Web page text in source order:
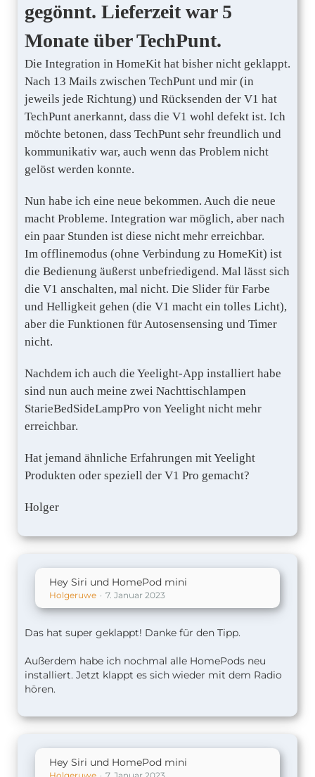
gegönnt. Lieferzeit war 5
Monate über TechPunt.
Die Integration in HomeKit hat bisher nicht geklappt.
Nach 13 Mails zwischen TechPunt und mir (in
jeweils jede Richtung) und Rücksenden der V1 hat
TechPunt anerkannt, dass die V1 wohl defekt ist. Ich
möchte betonen, dass TechPunt sehr freundlich und
kommunikativ war, auch wenn das Problem nicht
gelöst werden konnte.
Nun habe ich eine neue bekommen. Auch die neue
macht Probleme. Integration war möglich, aber nach
ein paar Stunden ist diese nicht mehr erreichbar.
Im offlinemodus (ohne Verbindung zu HomeKit) ist
die Bedienung äußerst unbefriedigend. Mal lässt sich
die V1 anschalten, mal nicht. Die Slider für Farbe
und Helligkeit gehen (die V1 macht ein tolles Licht),
aber die Funktionen für Autosensensing und Timer
nicht.
Nachdem ich auch die Yeelight-App installiert habe
sind nun auch meine zwei Nachttischlampen
StarieBedSideLampPro von Yeelight nicht mehr
erreichbar.
Hat jemand ähnliche Erfahrungen mit Yeelight
Produkten oder speziell der V1 Pro gemacht?
Holger
Hey Siri und HomePod mini
Holgeruwe 7. Januar 2023
Das hat super geklappt! Danke für den Tipp.
Außerdem habe ich nochmal alle HomePods neu
installiert. Jetzt klappt es sich wieder mit dem Radio
hören.
Hey Siri und HomePod mini